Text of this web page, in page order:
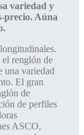
variedad y
precio. Aúna
el renglón de
una variedad
El gran
de
de perfiles
ASCO,